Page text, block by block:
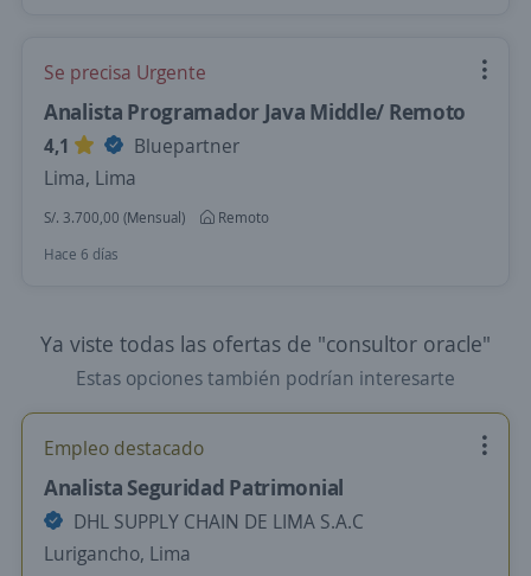
Se precisa Urgente
Analista Programador Java Middle/ Remoto
4,1
Bluepartner
Lima, Lima
S/. 3.700,00 (Mensual)
Remoto
Hace 6 días
Ya viste todas las ofertas de "consultor oracle"
Estas opciones también podrían interesarte
Empleo destacado
Analista Seguridad Patrimonial
DHL SUPPLY CHAIN DE LIMA S.A.C
Lurigancho, Lima